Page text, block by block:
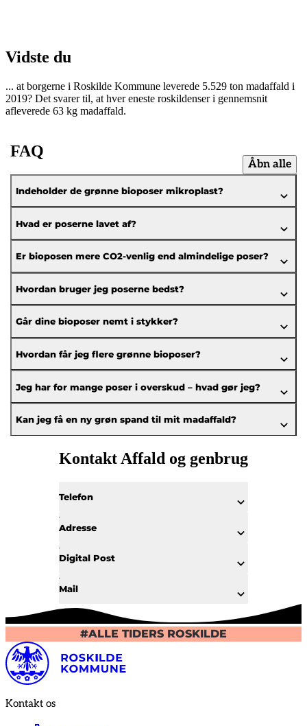
Vidste du
... at borgerne i Roskilde Kommune leverede 5.529 ton madaffald i
2019? Det svarer til, at hver eneste roskildenser i gennemsnit
afleverede 63 kg madaffald.
FAQ
Åbn alle
Indeholder de grønne bioposer mikroplast?
Hvad er poserne lavet af?
Er bioposen mere CO2-venlig end almindelige poser?
Hvordan bruger jeg poserne bedst?
Går dine bioposer nemt i stykker?
Hvordan får jeg flere grønne bioposer?
Jeg har for mange poser i overskud – hvad gør jeg?
Kan jeg få en ny grøn spand til mit madaffald?
Kontakt Affald og genbrug
Telefon
Adresse
Digital Post
Mail
#ALLE TIDERS ROSKILDE
Kontakt os